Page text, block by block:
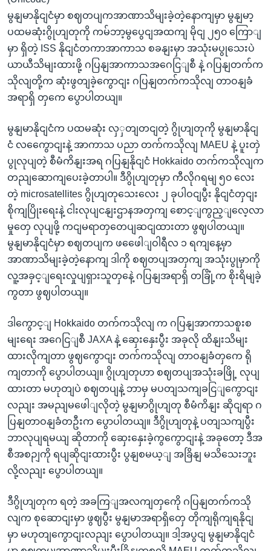
မွနျမာနိုငျငံမှာ စဈတပျကအာဏာသိမျးခဲ့တဲ့နောကျမှာ မွနျမာ့
ပထမဆုံးဂွိုဟျတုကို ကမ်ဘာ့မွပွေငျအထကျ မိုငျ ၂၅၀ ကြောျ
မှာ ရှိတဲ့ ISS နိုငျငံတကာအာကာသ စခနျးမှာ အသုံးမပွုသေးပဲ
ယာယီသိမျးထားဖို့ ဂပြနျအာကာသအဂေငြျစီ နဲ့ ဂပြနျတက်က
သိုလျတို့က ဆုံးဖွတျခဲ့ကွောငျး ဂပြနျတက်ကသိုလျ တာဝနျခံ
အရာရှိ တှကေ ပွောပါတယျ။
မွနျမာနိုငျငံက ပထမဆုံး လှှတျတငျတဲ့ ဂွိုဟျတုကို မွနျမာနိုငျ
ငံ လကွေောငျးနဲ့ အာကာသ ပညာ တက်ကသိုလျ MAEU နဲ့ ပူးတှဲ
ပွုလုပျတဲ့ စီမံကိနျးအရ ဂပြနျနိုငျငံ Hokkaido တက်ကသိုလျက
တညျဆောကျပေးခဲ့တာပါ။ ဒီဂွိုဟျတုမှာ ကီလိုဂရမျ ၅၀ လေး
တဲ့ microsatellites ဂွိုဟျတုသေးလေး ၂ ခုပါဝငျပွီး နိုငျငံတှငျး
စိုကျပြိုးရေးနဲ့ ငါးလုပျငနျးဌာနအတှကျ စောင့ျကွည့ျလေ့လာ
မှုတှေ လုပျဖို့ ကငျမရာတှတေပျဆငျထားတာ ဖွဈပါတယျ။
မွနျမာနိုငျငံမှာ စဈတပျက ဖဖေေါျဝါရီလ ၁ ရကျနေ့မှာ
အာဏာသိမျးခဲ့တဲ့နောကျ ဒါကို စဈတပျအတှကျ အသုံးပွုမှာကို
လူ့အခှင့ျရေးလှုပျရှားသူတှနေဲ့ ဂပြနျအရာရှိ တခြိုံ့က စိုးရိမျခဲ့
ကွတာ ဖွဈပါတယျ။
ဒါကွောင့ျ Hokkaido တက်ကသိုလျ က ဂပြနျအာကာသစူးစ
မျးရေး အဂေငြျစီ JAXA နဲ့ ဆှေးနှေးပွီး အခုလို ထိနျးသိမျး
ထားလိုကျတာ ဖွဈကွောငျး တက်ကသိုလျ တာဝနျခံတှကေ ရို
ကျတာကို ပွောပါတယျ။ ဂွိုဟျတုဟာ စဈတပျအသုံးခဖြို့ လုပျ
ထားတာ မဟုတျပဲ စဈတပျနဲ့ ဘာမှ မပတျသကျခငြျကွောငျး
လညျး အမညျမဖေါျလိုတဲ့ မွနျမာဂွိုဟျတု စီမံကိနျး ဆိုငျရာ ဂ
ပြနျတာဝနျခံတဦးက ပွောပါတယျ။ ဒီဂွိုဟျတုနဲ့ ပတျသကျပွီး
ဘာလုပျရမယျ ဆိုတာကို ဆှေးနှေးခဲ့ကွကွောငျးနဲ့ အခုတော့ ဒီအ
စီအစဉျကို ရပျဆိုငျးထားပွီး ပွနျစမယ့ျ အခြိနျ မသိသေးဘူး
လို့လညျး ပွောပါတယျ။
ဒီဂွိုဟျတုက ရတဲ့ အခကြျအလကျတှကေို ဂပြနျတက်ကသို
လျက စုဆောငျးမှာ ဖွဈပွီး မွနျမာအရာရှိတှေ တိုကျရိုကျရနိုငျ
မှာ မဟုတျကွောငျးလညျး ပွောပါတယျ။ ဒါ့အပွငျ မွနျမာနိုငျငံ